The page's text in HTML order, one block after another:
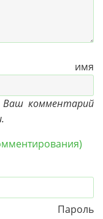
Ваш комментарий
Пароль